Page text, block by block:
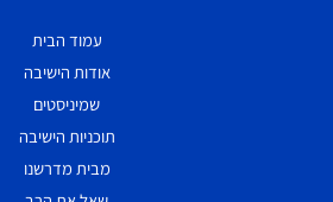
עמוד הבית
אודות הישיבה
שמיניסטים
תוכניות הישיבה
מבית מדרשנו